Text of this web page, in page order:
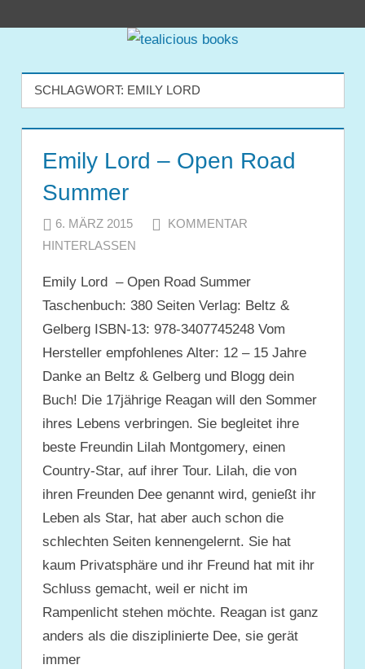
tealicious
books
SCHLAGWORT: EMILY LORD
Emily Lord – Open Road
Summer
6. MÄRZ 2015 JULIA
KOMMENTAR
HINTERLASSEN
Emily Lord – Open Road Summer
Taschenbuch: 380 Seiten Verlag: Beltz &
Gelberg ISBN-13: 978-3407745248 Vom
Hersteller empfohlenes Alter: 12 – 15 Jahre
Danke an Beltz & Gelberg und Blogg dein
Buch! Die 17jährige Reagan will den Sommer
ihres Lebens verbringen. Sie begleitet ihre
beste Freundin Lilah Montgomery, einen
Country-Star, auf ihrer Tour. Lilah, die von
ihren Freunden Dee genannt wird, genießt ihr
Leben als Star, hat aber auch schon die
schlechten Seiten kennengelernt. Sie hat
kaum Privatsphäre und ihr Freund hat mit ihr
Schluss gemacht, weil er nicht im
Rampenlicht stehen möchte. Reagan ist ganz
anders als die disziplinierte Dee, sie gerät
immer